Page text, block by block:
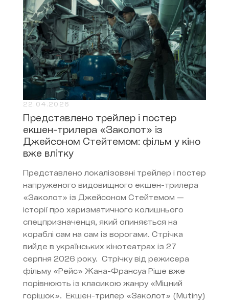
22.04.2026
Представлено трейлер і постер
екшен-трилера «Заколот» із
Джейсоном Стейтемом: фільм у кіно
вже влітку
Представлено локалізовані трейлер і постер
напруженого видовищного екшен-трилера
«Заколот» із Джейсоном Стейтемом —
історії про харизматичного колишнього
спецпризначенця, який опиняється на
кораблі сам на сам із ворогами. Стрічка
вийде в українських кінотеатрах із 27
серпня 2026 року. Стрічку від режисера
фільму «Рейс» Жана-Франсуа Ріше вже
порівнюють із класикою жанру «Міцний
горішок». Екшен-трилер «Заколот» (Mutiny)